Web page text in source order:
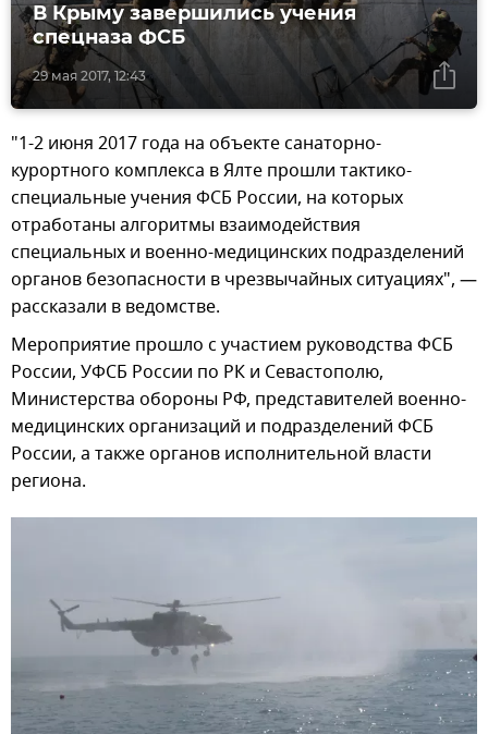
29 мая 2017, 12:43
В Крыму завершились учения
спецназа ФСБ
"1-2 июня 2017 года на объекте санаторно-
курортного комплекса в Ялте прошли тактико-
специальные учения ФСБ России, на которых
отработаны алгоритмы взаимодействия
специальных и военно-медицинских подразделений
органов безопасности в чрезвычайных ситуациях", —
рассказали в ведомстве.
Мероприятие прошло с участием руководства ФСБ
России, УФСБ России по РК и Севастополю,
Министерства обороны РФ, представителей военно-
медицинских организаций и подразделений ФСБ
России, а также органов исполнительной власти
региона.